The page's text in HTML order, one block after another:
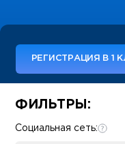
РЕГИСТРАЦИЯ В 1
Some SEO Title
ФИЛЬТРЫ:
Социальная сеть: